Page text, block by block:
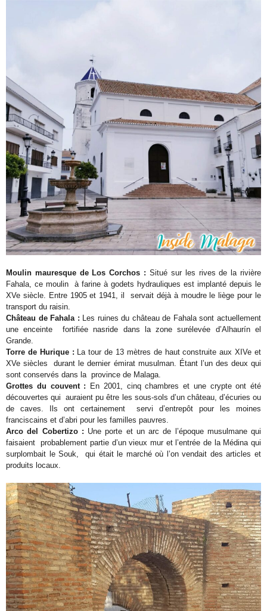
Moulin mauresque de Los Corchos : Situé sur les rives de la rivière
Fahala, ce moulin à farine à godets hydrauliques est implanté depuis le
XVe siècle. Entre 1905 et 1941, il servait déjà à moudre le liège pour le
transport du raisin.
Château de Fahala : Les ruines du château de Fahala sont actuellement
une enceinte fortifiée nasride dans la zone surélevée d’Alhaurín el
Grande.
Torre de Hurique : La tour de 13 mètres de haut construite aux XIVe et
XVe siècles durant le dernier émirat musulman. Étant l’un des deux qui
sont conservés dans la province de Malaga.
Grottes du couvent :
En 2001, cinq chambres et une crypte ont été
découvertes qui auraient pu être les sous-sols d’un château, d’écuries ou
de caves. Ils ont certainement servi d’entrepôt pour les moines
franciscains et d’abri pour les familles pauvres.
Arco del Cobertizo : Une porte et un arc de l’époque musulmane qui
faisaient probablement partie d’un vieux mur et l’entrée de la Médina qui
surplombait le Souk, qui était le marché où l’on vendait des articles et
produits locaux.